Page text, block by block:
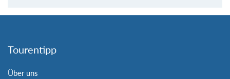
Tourentipp
Über uns